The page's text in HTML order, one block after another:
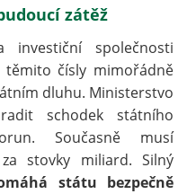
zátěž
investiční společnosti
čísly mimořádně
dluhu. Ministerstvo
schodek státního
Současně musí
stovky miliard. Silný
státu bezpečně